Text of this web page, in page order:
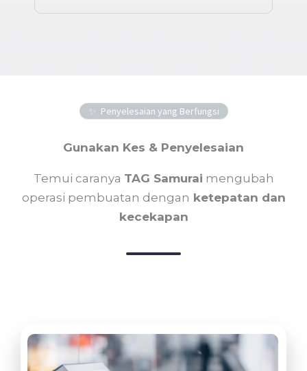
Penyelesaian yang Berfungsi
Gunakan Kes & Penyelesaian
Temui caranya TAG Samurai mengubah
operasi pembuatan dengan ketepatan dan
kecekapan